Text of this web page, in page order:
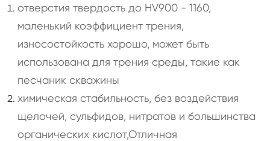
отверстия твердость до HV900 - 1160,
маленький коэффициент трения,
износостойкость хорошо, может быть
использована для трения среды, такие как
песчаник скважины
химическая стабильность, без воздействия
щелочей, сульфидов, нитратов и большинства
органических кислот,Отличная